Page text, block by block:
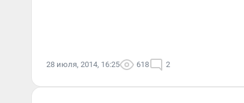
28 июля, 2014, 16:25 618 2